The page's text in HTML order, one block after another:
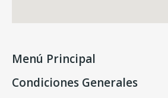
Menú Principal
Condiciones Generales